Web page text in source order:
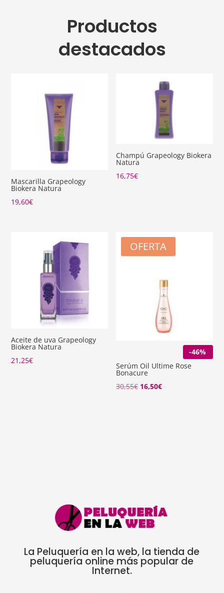
Productos
destacados
Mascarilla Grapeology
Biokera Natura
19,60€
Champú Grapeology Biokera
Natura
16,75€
Aceite de uva Grapeology
Biokera Natura
21,25€
OFERTA
-46%
Serúm Oil Ultime Rose
Bonacure
30,55€ El
16,50€El
La Peluquería en la web, la tienda de
peluquería online más popular de
Internet.